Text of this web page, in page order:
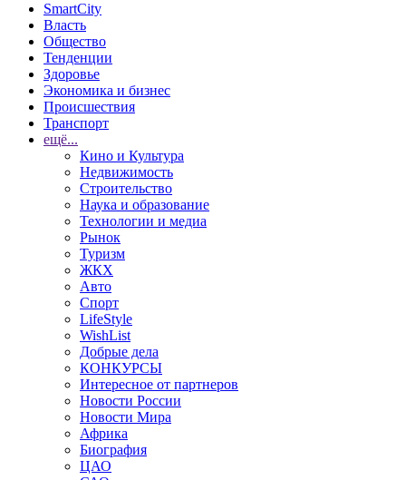
SmartCity
Власть
Общество
Тенденции
Здоровье
Экономика и бизнес
Происшествия
Транспорт
ещё...
Кино и Культура
Недвижимость
Строительство
Наука и образование
Технологии и медиа
Рынок
Туризм
ЖКХ
Авто
Спорт
LifeStyle
WishList
Добрые дела
КОНКУРСЫ
Интересное от партнеров
Новости России
Новости Мира
Африка
Биография
ЦАО